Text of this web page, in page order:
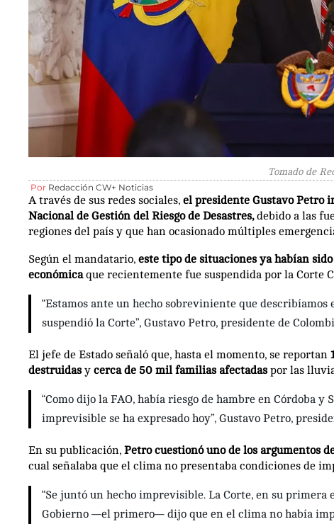
Tomado de
Por Redacción CW+ Noticias
A través de sus redes sociales, el presidente Gustavo Petro
Nacional de Gestión del Riesgo de Desastres,debido a las
regiones del país y que han ocasionado múltiples
Según el mandatario, este tipo de situaciones ya habían
económicaque recientemente fue suspendida por la Corte
“Estamos ante un hecho sobreviniente que
suspendió la Corte”, Gustavo Petro, presidente de
El jefe de Estado señaló que, hasta el momento, se reportan
destruidasy cerca de 50 mil familias afectadaspor las
“Como dijo la FAO, había riesgo de hambre en Córdoba
imprevisible se ha expresado hoy”, Gustavo Petro,
En su publicación, Petro cuestionó uno de los argumentos
cual señalaba que el clima no presentaba condiciones de
“Se juntó un hecho imprevisible. La Corte, en su
Gobierno —el primero— dijo que en el clima no había